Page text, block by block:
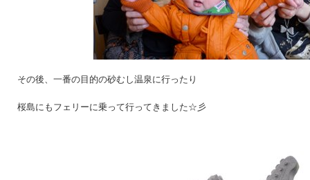
その後、一番の目的の砂むし温泉に行ったり
桜島にもフェリーに乗って行ってきました☆彡